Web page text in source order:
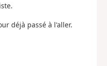
déjà passé à l'aller.